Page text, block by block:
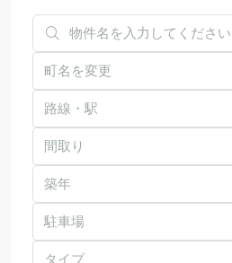
町名を変更
路線・駅
間取り
駐車場
タイプ